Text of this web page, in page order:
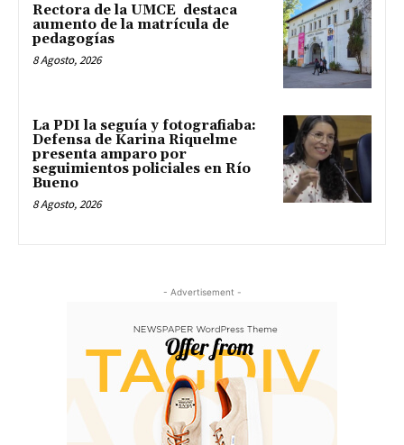
Rectora de la UMCE destaca
aumento de la matrícula de
pedagogías
8 Agosto, 2026
La PDI la seguía y fotografiaba:
Defensa de Karina Riquelme
presenta amparo por
seguimientos policiales en Río
Bueno
8 Agosto, 2026
- Advertisement -